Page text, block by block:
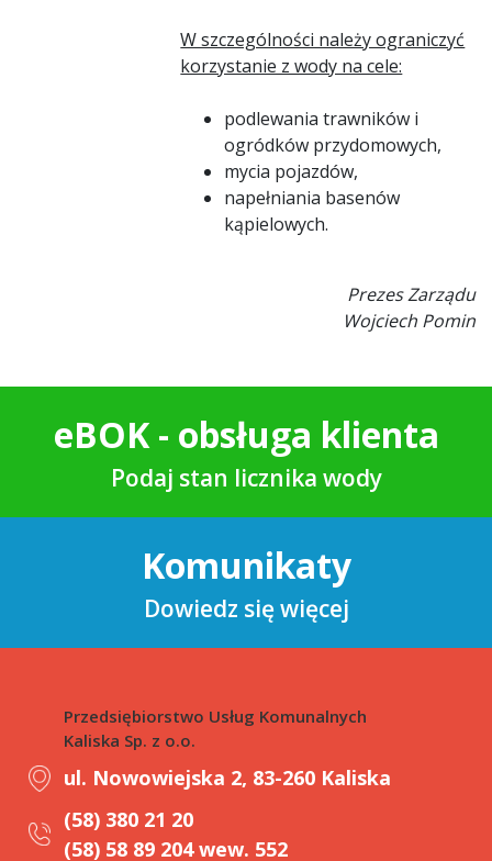
W szczególności należy ograniczyć
korzystanie z wody na cele:
podlewania trawników i
ogródków przydomowych,
mycia pojazdów,
napełniania basenów
kąpielowych.
Prezes Zarządu
Wojciech Pomin
eBOK - obsługa klienta
Podaj stan licznika wody
Komunikaty
Dowiedz się więcej
Przedsiębiorstwo Usług Komunalnych
Kaliska Sp. z o.o.
ul. Nowowiejska 2, 83-260 Kaliska
(58) 380 21 20
(58) 58 89 204 wew. 552